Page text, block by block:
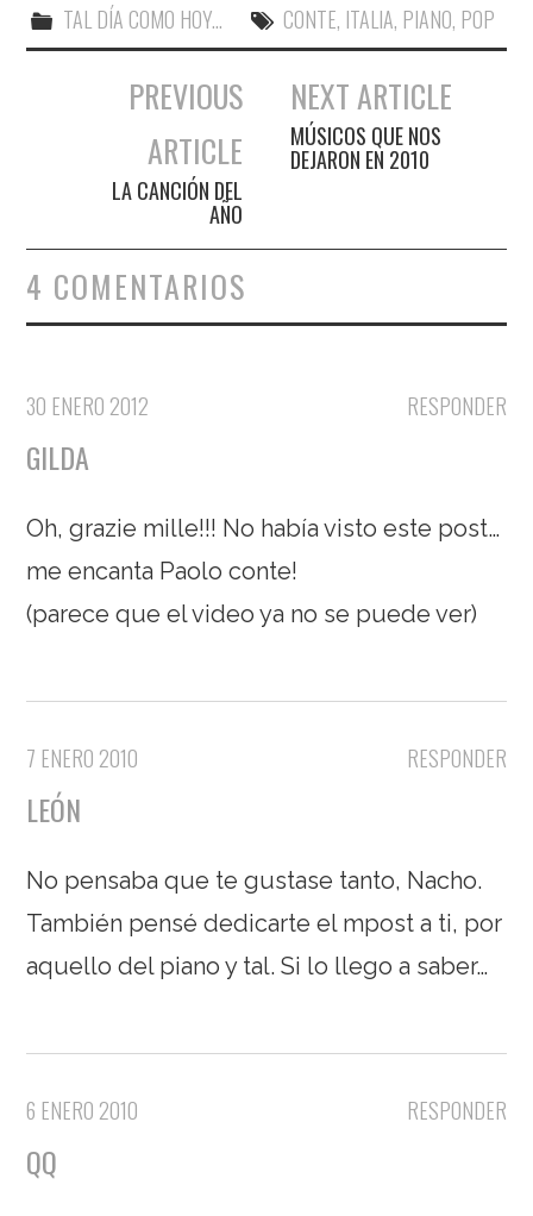
TAL DÍA COMO HOY... CONTE, ITALIA, PIANO, POP
Navegación de entradas
PREVIOUS
ARTICLE
LA CANCIÓN DEL
AÑO
NEXT ARTICLE
MÚSICOS QUE NOS
DEJARON EN 2010
4 COMENTARIOS
RESPONDER
30 ENERO 2012
GILDA
Oh, grazie mille!!! No había visto este post…
me encanta Paolo conte!
(parece que el video ya no se puede ver)
RESPONDER
7 ENERO 2010
LEÓN
No pensaba que te gustase tanto, Nacho.
También pensé dedicarte el mpost a ti, por
aquello del piano y tal. Si lo llego a saber…
RESPONDER
6 ENERO 2010
QQ